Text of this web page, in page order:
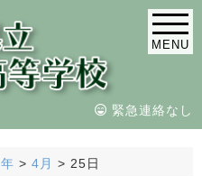
MENU
緊急連絡なし
> 4月 > 25日